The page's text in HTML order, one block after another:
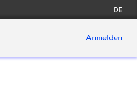
DE
Anmelden